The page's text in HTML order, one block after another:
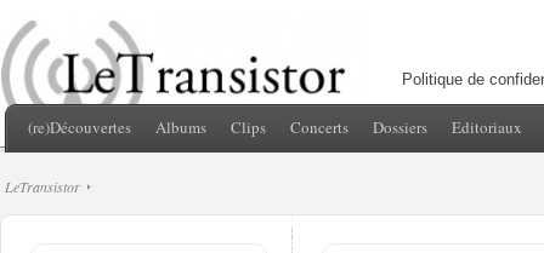
Politique de
(re)Découvertes Albums Clips Concerts Dossiers Editoriaux
LeTransistor